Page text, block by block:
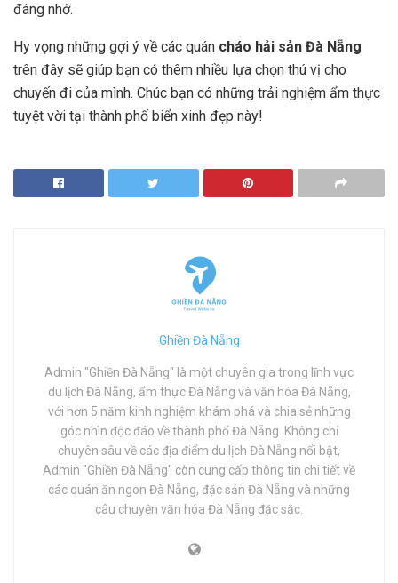
đáng nhớ.
Hy vọng những gợi ý về các quán cháo hải sản Đà Nẵng
trên đây sẽ giúp bạn có thêm nhiều lựa chọn thú vị cho
chuyến đi của mình. Chúc bạn có những trải nghiệm ẩm thực
tuyệt vời tại thành phố biển xinh đẹp này!
Ghiền Đà Nẵng
Admin "Ghiền Đà Nẵng" là một chuyên gia trong lĩnh vực
du lịch Đà Nẵng, ẩm thực Đà Nẵng và văn hóa Đà Nẵng,
với hơn 5 năm kinh nghiệm khám phá và chia sẻ những
góc nhìn độc đáo về thành phố Đà Nẵng. Không chỉ
chuyên sâu về các địa điểm du lịch Đà Nẵng nổi bật,
Admin "Ghiền Đà Nẵng" còn cung cấp thông tin chi tiết về
các quán ăn ngon Đà Nẵng, đặc sản Đà Nẵng và những
câu chuyện văn hóa Đà Nẵng đặc sắc.